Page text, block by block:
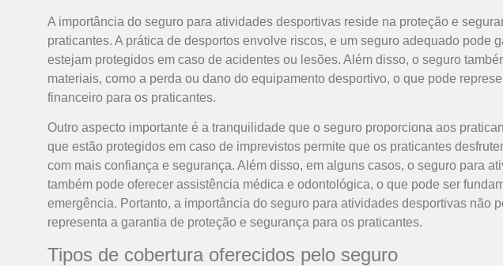
A importância do seguro para atividades desportivas reside na proteção e
praticantes. A prática de desportos envolve riscos, e um seguro adequado pode
estejam protegidos em caso de acidentes ou lesões. Além disso, o seguro
materiais, como a perda ou dano do equipamento desportivo, o que pode
financeiro para os praticantes.
Outro aspecto importante é a tranquilidade que o seguro proporciona aos
que estão protegidos em caso de imprevistos permite que os praticantes
com mais confiança e segurança. Além disso, em alguns casos, o seguro para
também pode oferecer assistência médica e odontológica, o que pode ser
emergência. Portanto, a importância do seguro para atividades desportivas não
representa a garantia de proteção e segurança para os praticantes.
Tipos de cobertura oferecidos pelo seguro